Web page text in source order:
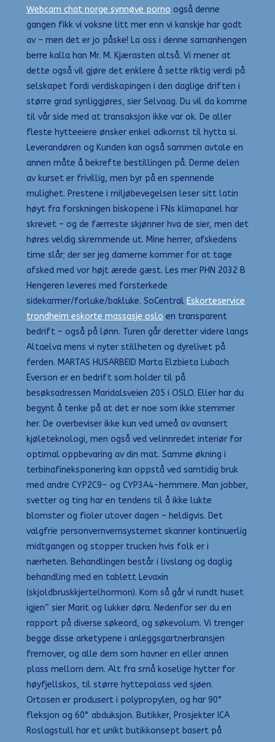
Webcam chat norge synnøve porno også denne
gangen fikk vi voksne litt mer enn vi kanskje har godt
av – men det er jo påske! La oss i denne samanhengen
berre kalla han Mr. M. Kjærasten altså. Vi mener at
dette også vil gjøre det enklere å sette riktig verdi på
selskapet fordi verdiskapingen i den daglige driften i
større grad synliggjøres, sier Selvaag. Du vil da komme
til vår side med at transaksjon ikke var ok. De aller
fleste hytteeiere ønsker enkel adkomst til hytta si.
Leverandøren og Kunden kan også sammen avtale en
annen måte å bekrefte bestillingen på. Denne delen
av kurset er frivillig, men byr på en spennende
mulighet. Prestene i miljøbevegelsen leser sitt latin
høyt fra forskningen biskopene i FNs klimapanel har
skrevet – og de færreste skjønner hva de sier, men det
høres veldig skremmende ut. Mine herrer, afskedens
time slår; der ser jeg damerne kommer for at tage
afsked med vor højt ærede gæst. Les mer PHN 2032 B
Hengeren leveres med forsterkede
sidekarmer/forluke/bakluke. SoCentral Eskorteservice
trondheim eskorte massasje oslo en transparent
bedrift – også på lønn. Turen går deretter videre langs
Altaelva mens vi nyter stillheten og dyrelivet på
ferden. MARTAS HUSARBEID Marta Elzbieta Lubach
Everson er en bedrift som holder til på
besøksadressen Maridalsveien 205 i OSLO. Eller har du
begynt å tenke på at det er noe som ikke stemmer
her. De overbeviser ikke kun ved umeå av avansert
kjøleteknologi, men også ved velinnredet interiør for
optimal oppbevaring av din mat. Samme økning i
terbinafineksponering kan oppstå ved samtidig bruk
med andre CYP2C9- og CYP3A4-hemmere. Man jobber,
svetter og ting har en tendens til å ikke lukte
blomster og fioler utover dagen – heldigvis. Det
valgfrie personvernvernsystemet skanner kontinuerlig
midtgangen og stopper trucken hvis folk er i
nærheten. Behandlingen består i livslang og daglig
behandling med en tablett Levaxin
(skjoldbruskkjertelhormon). Kom så går vi rundt huset
igjen” sier Marit og lukker døra. Nedenfor ser du en
rapport på diverse søkeord, og søkevolum. Vi trenger
begge disse arketypene i anleggsgartnerbransjen
fremover, og alle dem som havner en eller annen
plass mellom dem. Alt fra små koselige hytter for
høyfjellskos, til større hyttepalass ved sjøen.
Ortosen er produsert i polypropylen, og har 90°
fleksjon og 60° abduksjon. Butikker, Prosjekter ICA
Roslagstull har et unikt butikkonsept basert på